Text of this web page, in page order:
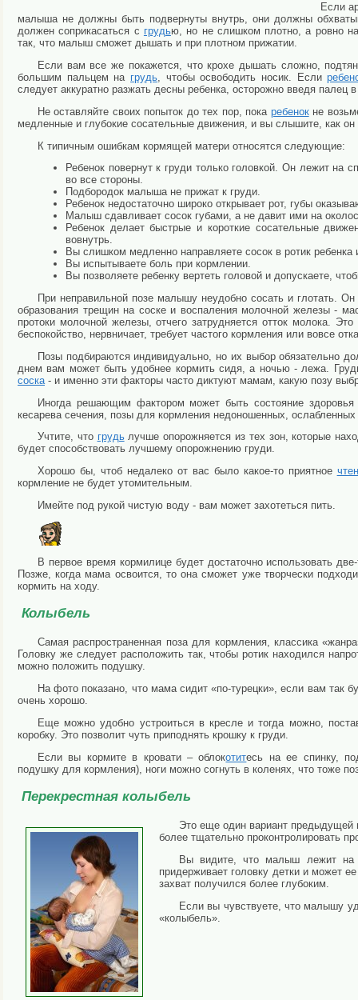
Если
малыша не должны быть подвернуты внутрь, они должны
должен соприкасаться с грудью, но не слишком плотно, а ровно
так, что малыш сможет дышать и при плотном прижатии.
Если вам все же покажется, что крохе дышать сложно,
большим пальцем на грудь , чтобы освободить носик. Если
следует аккуратно разжать десны ребенка, осторожно введя палец в
Не оставляйте своих попыток до тех пор, пока ребенокне
медленные и глубокие сосательные движения, и вы слышите, как
К типичным ошибкам кормящей матери относятся следующие:
Ребенок повернут к груди только головкой. Он лежит
во все стороны.
Подбородок малыша не прижат к груди.
Ребенок недостаточно широко открывает рот, губы
Малыш сдавливает сосок губами, а не давит ими на
Ребенок делает быстрые и короткие сосательные
вовнутрь.
Вы слишком медленно направляете сосок в ротик
Вы испытываете боль при кормлении.
Вы позволяете ребенку вертеть головой и допускаете,
При неправильной позе малышу неудобно сосать и глотать. Он
образования трещин на соске и воспаления молочной железы -
протоки молочной железы, отчего затрудняется отток молока.
беспокойство, нервничает, требует частого кормления или вовсе
Позы подбираются индивидуально, но их выбор обязательно
днем вам может быть удобнее кормить сидя, а ночью - лежа.
соска - и именно эти факторы часто диктуют мамам, какую позу
Иногда решающим фактором может быть состояние
кесарева сечения, позы для кормления недоношенных,
Учтите, что грудьлучше опорожняется из тех зон, которые
будет способствовать лучшему опорожнению груди.
Хорошо бы, чтоб недалеко от вас было какое-то приятное
кормление не будет утомительным.
Имейте под рукой чистую воду - вам может захотеться пить.
В первое время кормилице будет достаточно использовать
Позже, когда мама освоится, то она сможет уже творчески
кормить на ходу.
Колыбель
Самая распространенная поза для кормления, классика
Головку же следует расположить так, чтобы ротик находился
можно положить подушку.
На фото показано, что мама сидит «по-турецки», если вам так
очень хорошо.
Еще можно удобно устроиться в кресле и тогда можно,
коробку. Это позволит чуть приподнять крошку к груди.
Если вы кормите в кровати – облокотитесь на ее спинку,
подушку для кормления), ноги можно согнуть в коленях, что тоже
Перекрестная колыбель
Это еще один вариант предыдущей
более тщательно проконтролировать
Вы видите, что малыш лежит на
придерживает головку детки и может
захват получился более глубоким.
Если вы чувствуете, что малышу
«колыбель».